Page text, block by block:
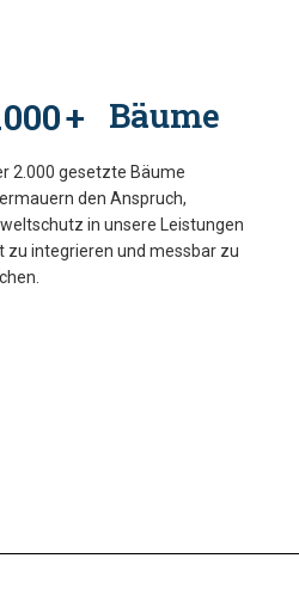
+ Bäume
2.000 gesetzte Bäume
den Anspruch,
in unsere Leistungen
zu integrieren und messbar zu